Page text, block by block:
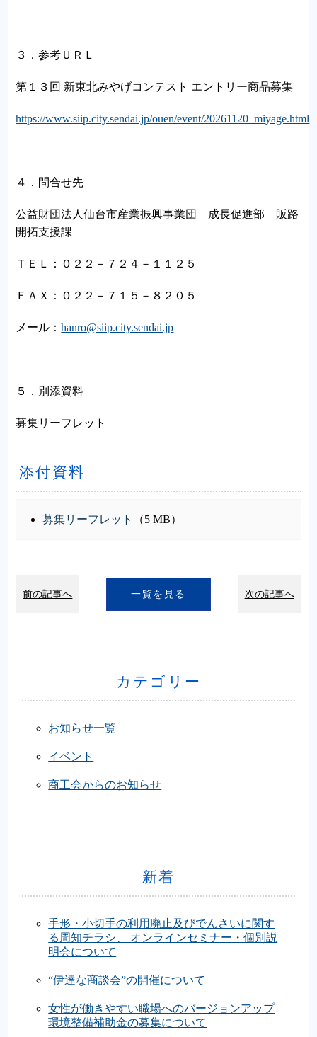
３．参考ＵＲＬ
第１３回 新東北みやげコンテスト エントリー商品募集
https://www.siip.city.sendai.jp/ouen/event/20261120_miyage.html
４．問合せ先
公益財団法人仙台市産業振興事業団 成長促進部 販路
開拓支援課
ＴＥＬ：０２２－７２４－１１２５
ＦＡＸ：０２２－７１５－８２０５
メール：hanro@siip.city.sendai.jp
５．別添資料
募集リーフレット
添付資料
募集リーフレット （5 MB）
前の記事へ 一覧を見る 次の記事へ
カテゴリー
お知らせ一覧
イベント
商工会からのお知らせ
新着
手形・小切手の利用廃止及びでんさいに関す
る周知チラシ、 オンラインセミナー・個別説
明会について
“伊達な商談会”の開催について
女性が働きやすい職場へのバージョンアップ
環境整備補助金の募集について